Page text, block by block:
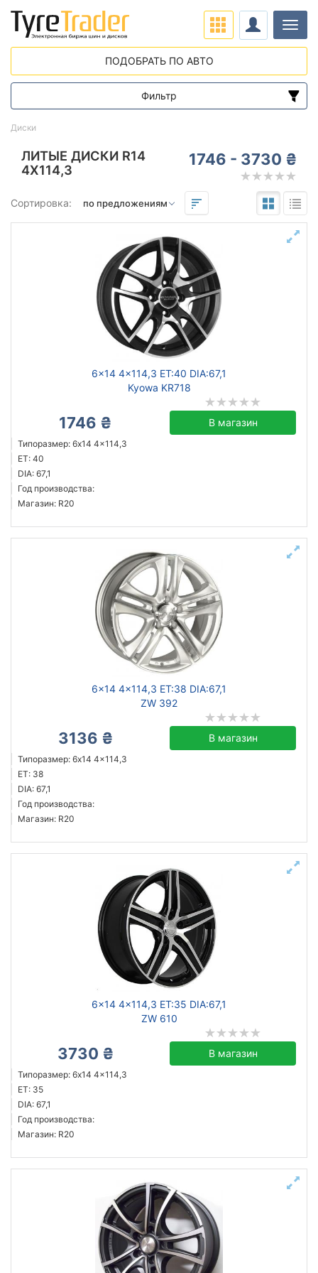
ЛИТЫЕ ДИСКИ R14
4X114,3
1746 - 3730 ₴
Сортировка:
6x14 4x114,3 ET:40 DIA:67,1
Kyowa KR718
1746 ₴ В магазин
Типоразмер: 6x14 4x114,3
ET: 40
DIA: 67,1
Год производства:
Магазин: R20
6x14 4x114,3 ET:38 DIA:67,1
ZW 392
3136 ₴ В магазин
Типоразмер: 6x14 4x114,3
ET: 38
DIA: 67,1
Год производства:
Магазин: R20
6x14 4x114,3 ET:35 DIA:67,1
ZW 610
3730 ₴ В магазин
Типоразмер: 6x14 4x114,3
ET: 35
DIA: 67,1
Год производства:
Магазин: R20
Диски
ПОДОБРАТЬ ПО АВТО
Фильтр
от
до
до
Kyowa
Racing Wheels
RS Wheels
Тип диска
Подобрать